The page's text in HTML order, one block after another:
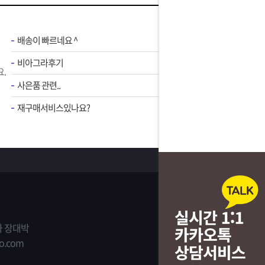
.
배송이 빠르네요 ^
비아그라후기
사은품 관련..
재구매서비스있나요?
장대박